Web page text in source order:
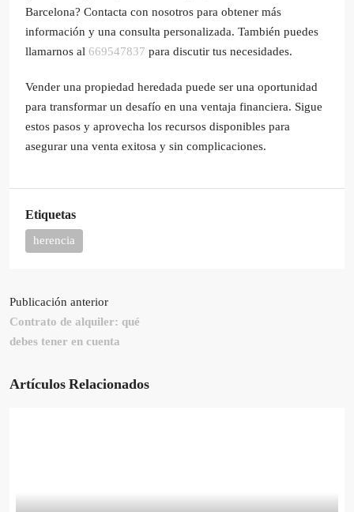
Barcelona? Contacta con nosotros para obtener más
información y una consulta personalizada. También puedes
llamarnos al 669547837 para discutir tus necesidades.
Vender una propiedad heredada puede ser una oportunidad
para transformar un desafío en una ventaja financiera. Sigue
estos pasos y aprovecha los recursos disponibles para
asegurar una venta exitosa y sin complicaciones.
Etiquetas
herencia
Publicación anterior
Contrato de alquiler: qué
debes tener en cuenta
Artículos Relacionados